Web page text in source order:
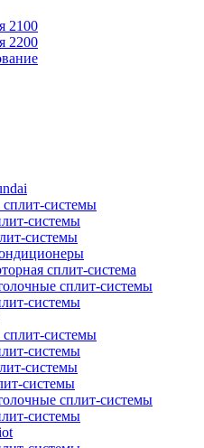
2100
2200
системы
системы
системы
сплит-система
сплит-системы
системы
системы
системы
системы
системы
сплит-системы
системы